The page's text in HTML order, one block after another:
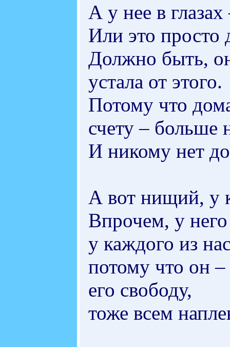
А у нее в
Или это просто
Должно быть,
устала от этого.
Потому что
счету – больше
И никому нет
А вот нищий, у
Впрочем, у
у каждого из
потому что он
его свободу,
тоже всем